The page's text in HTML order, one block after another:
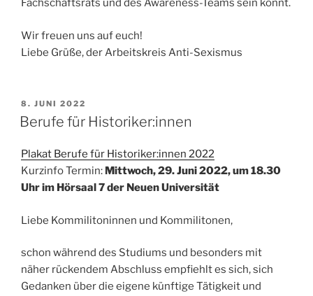
Fachschaftsrats und des Awareness-Teams sein könnt.
Wir freuen uns auf euch!
Liebe Grüße, der Arbeitskreis Anti-Sexismus
VERÖFFENTLICHT
AM
8. JUNI 2022
Berufe für Historiker:innen
Plakat Berufe für Historiker:innen 2022
Kurzinfo Termin: Mittwoch, 29. Juni 2022, um 18.30
Uhr im Hörsaal 7 der Neuen Universität
Liebe Kommilitoninnen und Kommilitonen,
schon während des Studiums und besonders mit
näher rückendem Abschluss empfiehlt es sich, sich
Gedanken über die eigene künftige Tätigkeit und